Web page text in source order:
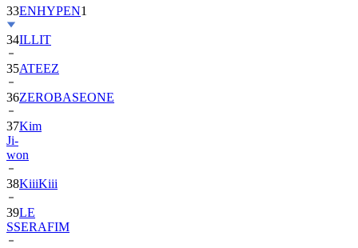
33ENHYPEN1
34ILLIT
35ATEEZ
36ZEROBASEONE
37Kim
Ji-
won
38KiiiKiii
39LE
SSERAFIM